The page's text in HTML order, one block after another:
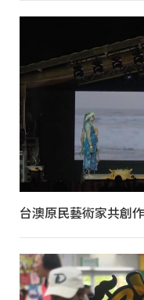
台澳原民藝術家共創